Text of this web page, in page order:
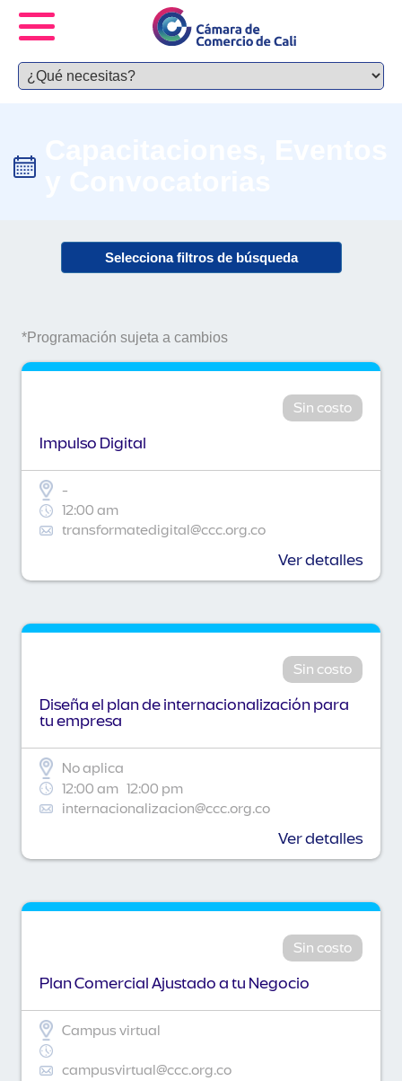
Selecciona filtros de búsqueda
*Programación sujeta a cambios
Sin costo
Impulso Digital
-
12:00 am
transformatedigital@ccc.org.co
Ver detalles
Sin costo
Diseña el plan de internacionalización para
tu empresa
No aplica
12:00 am 12:00 pm
internacionalizacion@ccc.org.co
Ver detalles
Sin costo
Plan Comercial Ajustado a tu Negocio
Campus virtual
campusvirtual@ccc.org.co